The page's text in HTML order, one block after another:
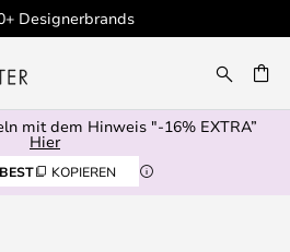
Designerbrands
mit dem Hinweis "-16% EXTRA”
Hier
KOPIEREN